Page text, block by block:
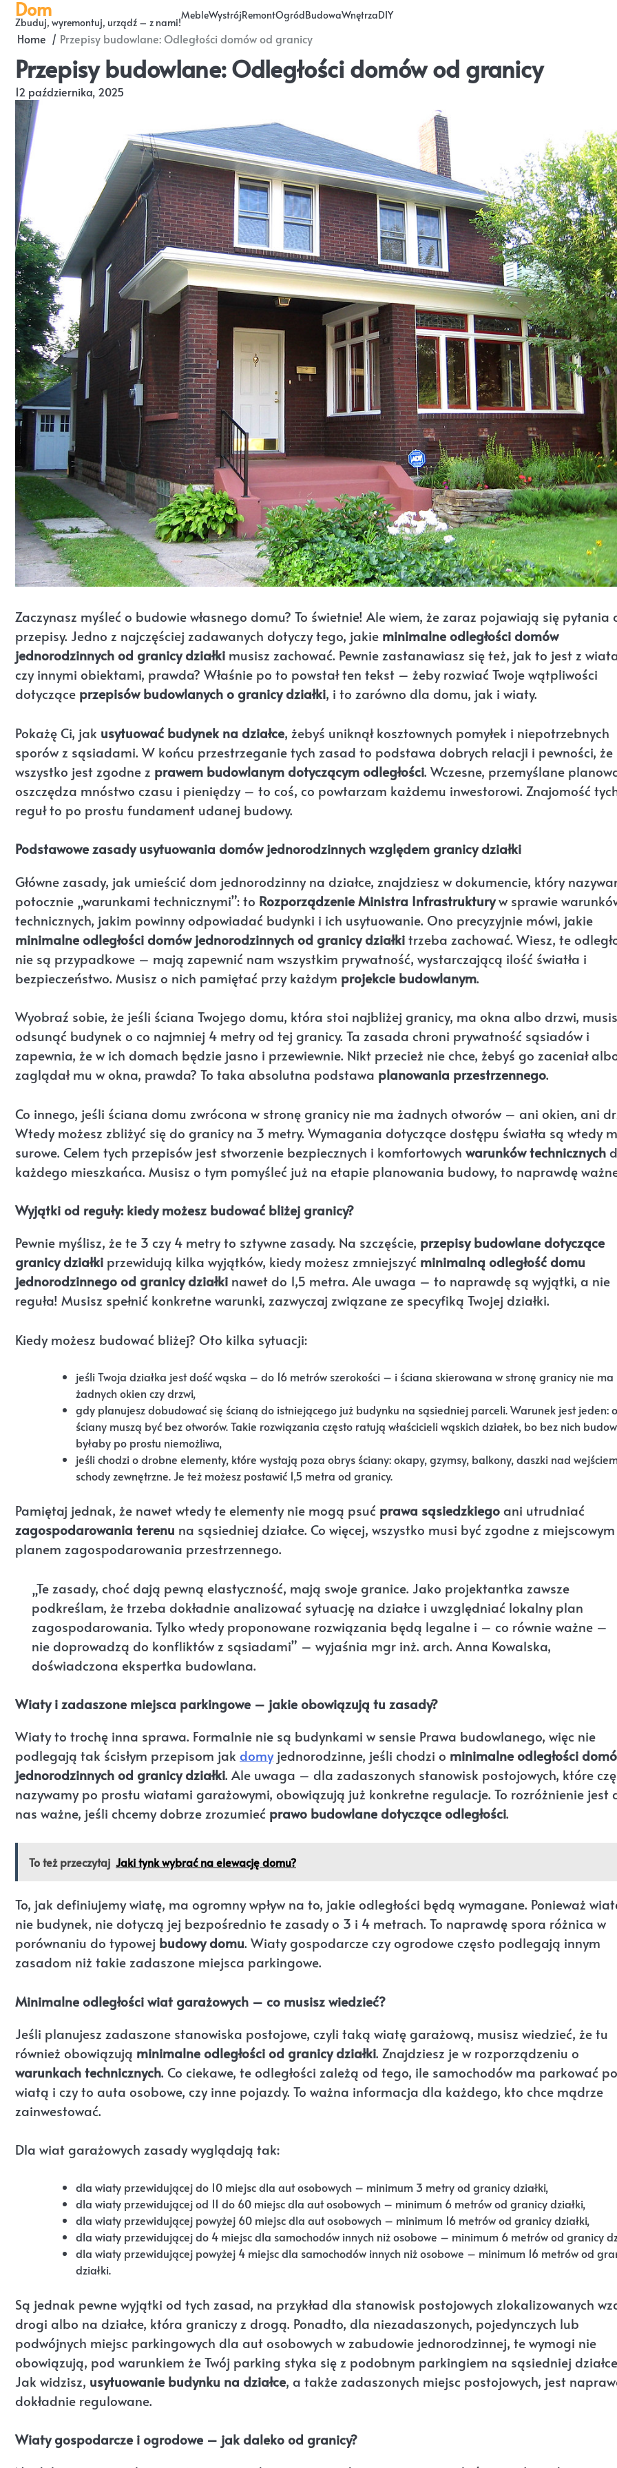
Skip
content
Dom
Zbuduj, wyremontuj, urządź – z nami!
MebleWystrójRemontOgródBudowaWnętrzaDIY
Home Przepisy budowlane: Odległości domów od granicy
Przepisy budowlane: Odległości domów od granicy
12 października, 2025
Zaczynasz myśleć o budowie własnego domu? To świetnie! Ale wiem, że zaraz pojawiają się pytania
przepisy. Jedno z najczęściej zadawanych dotyczy tego, jakie minimalne odległości domów
jednorodzinnych od granicy działki musisz zachować. Pewnie zastanawiasz się też, jak to jest z
czy innymi obiektami, prawda? Właśnie po to powstał ten tekst – żeby rozwiać Twoje wątpliwości
dotyczące przepisów budowlanych o granicy działki, i to zarówno dla domu, jak i wiaty.
Pokażę Ci, jak usytuować budynek na działce, żebyś uniknął kosztownych pomyłek i niepotrzebnych
sporów z sąsiadami. W końcu przestrzeganie tych zasad to podstawa dobrych relacji i pewności, że
wszystko jest zgodne z prawem budowlanym dotyczącym odległości. Wczesne, przemyślane
oszczędza mnóstwo czasu i pieniędzy – to coś, co powtarzam każdemu inwestorowi. Znajomość
reguł to po prostu fundament udanej budowy.
Podstawowe zasady usytuowania domów jednorodzinnych względem granicy działki
Główne zasady, jak umieścić dom jednorodzinny na działce, znajdziesz w dokumencie, który
potocznie „warunkami technicznymi”: to Rozporządzenie Ministra Infrastrukturyw sprawie
technicznych, jakim powinny odpowiadać budynki i ich usytuowanie. Ono precyzyjnie mówi, jakie
minimalne odległości domów jednorodzinnych od granicy działkitrzeba zachować. Wiesz, te
nie są przypadkowe – mają zapewnić nam wszystkim prywatność, wystarczającą ilość światła i
bezpieczeństwo. Musisz o nich pamiętać przy każdym projekcie budowlanym.
Wyobraź sobie, że jeśli ściana Twojego domu, która stoi najbliżej granicy, ma okna albo drzwi,
odsunąć budynek o co najmniej 4 metry od tej granicy. Ta zasada chroni prywatność sąsiadów i
zapewnia, że w ich domach będzie jasno i przewiewnie. Nikt przecież nie chce, żebyś go zaceniał
zaglądał mu w okna, prawda? To taka absolutna podstawa planowania przestrzennego.
Co innego, jeśli ściana domu zwrócona w stronę granicy nie ma żadnych otworów – ani okien, ani
Wtedy możesz zbliżyć się do granicy na 3 metry. Wymagania dotyczące dostępu światła są wtedy
surowe. Celem tych przepisów jest stworzenie bezpiecznych i komfortowych warunków technicznych
każdego mieszkańca. Musisz o tym pomyśleć już na etapie planowania budowy, to naprawdę
Wyjątki od reguły: kiedy możesz budować bliżej granicy?
Pewnie myślisz, że te 3 czy 4 metry to sztywne zasady. Na szczęście, przepisy budowlane dotyczące
granicy działki przewidują kilka wyjątków, kiedy możesz zmniejszyć minimalną odległość domu
jednorodzinnego od granicy działki nawet do 1,5 metra. Ale uwaga – to naprawdę są wyjątki, a nie
reguła! Musisz spełnić konkretne warunki, zazwyczaj związane ze specyfiką Twojej działki.
Kiedy możesz budować bliżej? Oto kilka sytuacji:
jeśli Twoja działka jest dość wąska – do 16 metrów szerokości – i ściana skierowana w stronę granicy nie ma
żadnych okien czy drzwi,
gdy planujesz dobudować się ścianą do istniejącego już budynku na sąsiedniej parceli. Warunek jest jeden:
ściany muszą być bez otworów. Takie rozwiązania często ratują właścicieli wąskich działek, bo bez nich
byłaby po prostu niemożliwa,
jeśli chodzi o drobne elementy, które wystają poza obrys ściany: okapy, gzymsy, balkony, daszki nad
schody zewnętrzne. Je też możesz postawić 1,5 metra od granicy.
Pamiętaj jednak, że nawet wtedy te elementy nie mogą psuć prawa sąsiedzkiegoani utrudniać
zagospodarowania terenu na sąsiedniej działce. Co więcej, wszystko musi być zgodne z miejscowym
planem zagospodarowania przestrzennego.
„Te zasady, choć dają pewną elastyczność, mają swoje granice. Jako projektantka zawsze
podkreślam, że trzeba dokładnie analizować sytuację na działce i uwzględniać lokalny plan
zagospodarowania. Tylko wtedy proponowane rozwiązania będą legalne i – co równie ważne –
nie doprowadzą do konfliktów z sąsiadami” – wyjaśnia mgr inż. arch. Anna Kowalska,
doświadczona ekspertka budowlana.
Wiaty i zadaszone miejsca parkingowe – jakie obowiązują tu zasady?
Wiaty to trochę inna sprawa. Formalnie nie są budynkami w sensie Prawa budowlanego, więc nie
podlegają tak ścisłym przepisom jak domyjednorodzinne, jeśli chodzi o minimalne odległości
jednorodzinnych od granicy działki. Ale uwaga – dla zadaszonych stanowisk postojowych, które
nazywamy po prostu wiatami garażowymi, obowiązują już konkretne regulacje. To rozróżnienie jest
nas ważne, jeśli chcemy dobrze zrozumieć prawo budowlane dotyczące odległości.
To też przeczytaj Jaki tynk wybrać na elewację domu?
To, jak definiujemy wiatę, ma ogromny wpływ na to, jakie odległości będą wymagane. Ponieważ
nie budynek, nie dotyczą jej bezpośrednio te zasady o 3 i 4 metrach. To naprawdę spora różnica w
porównaniu do typowej budowy domu. Wiaty gospodarcze czy ogrodowe często podlegają innym
zasadom niż takie zadaszone miejsca parkingowe.
Minimalne odległości wiat garażowych – co musisz wiedzieć?
Jeśli planujesz zadaszone stanowiska postojowe, czyli taką wiatę garażową, musisz wiedzieć, że tu
również obowiązują minimalne odległości od granicy działki. Znajdziesz je w rozporządzeniu o
warunkach technicznych. Co ciekawe, te odległości zależą od tego, ile samochodów ma parkować
wiatą i czy to auta osobowe, czy inne pojazdy. To ważna informacja dla każdego, kto chce mądrze
zainwestować.
Dla wiat garażowych zasady wyglądają tak:
dla wiaty przewidującej do 10 miejsc dla aut osobowych – minimum 3 metry od granicy działki,
dla wiaty przewidującej od 11 do 60 miejsc dla aut osobowych – minimum 6 metrów od granicy działki,
dla wiaty przewidującej powyżej 60 miejsc dla aut osobowych – minimum 16 metrów od granicy działki,
dla wiaty przewidującej do 4 miejsc dla samochodów innych niż osobowe – minimum 6 metrów od granicy
dla wiaty przewidującej powyżej 4 miejsc dla samochodów innych niż osobowe – minimum 16 metrów od
działki.
Są jednak pewne wyjątki od tych zasad, na przykład dla stanowisk postojowych zlokalizowanych
drogi albo na działce, która graniczy z drogą. Ponadto, dla niezadaszonych, pojedynczych lub
podwójnych miejsc parkingowych dla aut osobowych w zabudowie jednorodzinnej, te wymogi nie
obowiązują, pod warunkiem że Twój parking styka się z podobnym parkingiem na sąsiedniej
Jak widzisz, usytuowanie budynku na działce, a także zadaszonych miejsc postojowych, jest
dokładnie regulowane.
Wiaty gospodarcze i ogrodowe – jak daleko od granicy?